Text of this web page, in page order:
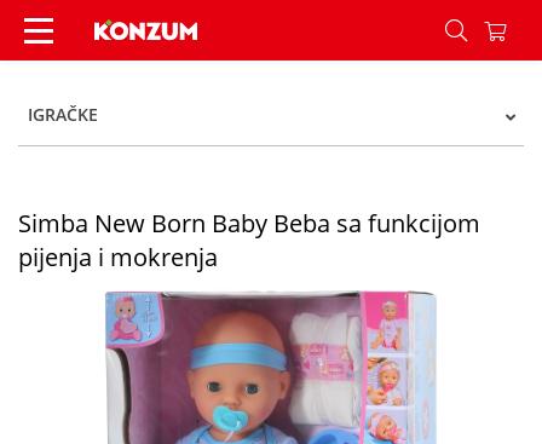
Simba New Born Baby Beba sa funkcijom
IGRAČKE
Simba New Born Baby Beba sa funkcijom
pijenja i mokrenja